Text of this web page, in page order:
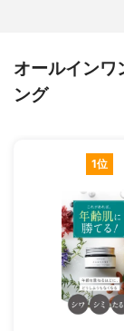
オールインワ
ング
1位